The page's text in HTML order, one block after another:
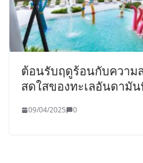
ต้อนรับฤดูร้อนกับความ
สดใสของทะเลอันดามั
09/04/2025 0